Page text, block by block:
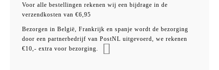
Voor alle bestellingen rekenen wij een bijdrage in de
verzendkosten van €6,95
Bezorgen in België, Frankrijk en spanje wordt de bezorging
door een partnerbedrijf van PostNL uitgevoerd, we rekenen
€10,- extra voor bezorging.